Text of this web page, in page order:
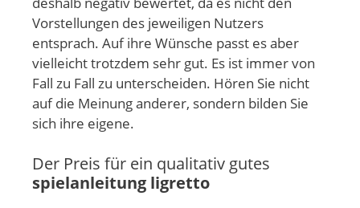
Vorstellungen des jeweiligen Nutzers
entsprach. Auf ihre Wünsche passt es aber
vielleicht trotzdem sehr gut. Es ist immer von
Fall zu Fall zu unterscheiden. Hören Sie nicht
auf die Meinung anderer, sondern bilden Sie
sich ihre eigene.
Der Preis für ein qualitativ gutes
spielanleitung ligretto